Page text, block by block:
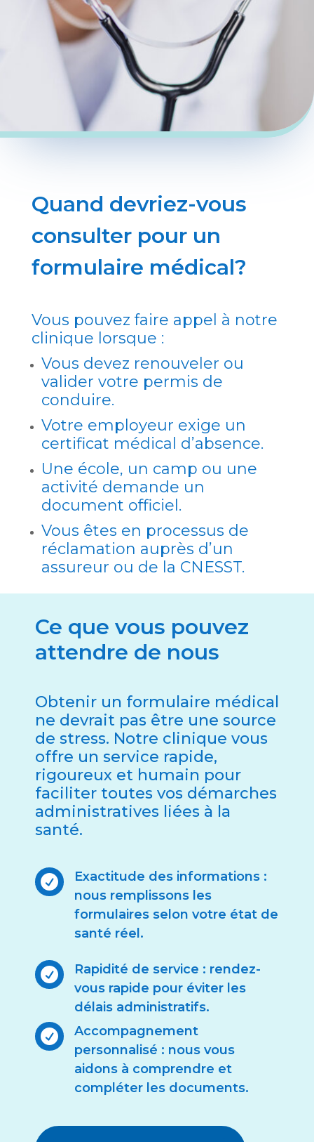
Quand devriez-vous
consulter pour un
formulaire médical?
Vous pouvez faire appel à notre
clinique lorsque :
Vous devez renouveler ou
valider votre permis de
conduire.
Votre employeur exige un
certificat médical d’absence.
Une école, un camp ou une
activité demande un
document officiel.
Vous êtes en processus de
réclamation auprès d’un
assureur ou de la CNESST.
Ce que vous pouvez
attendre de nous
Obtenir un formulaire médical
ne devrait pas être une source
de stress. Notre clinique vous
offre un service rapide,
rigoureux et humain pour
faciliter toutes vos démarches
administratives liées à la
santé.

Exactitude des informations :
nous remplissons les
formulaires selon votre état de
santé réel.

Rapidité de service : rendez-
vous rapide pour éviter les
délais administratifs.

Accompagnement
personnalisé : nous vous
aidons à comprendre et
compléter les documents.